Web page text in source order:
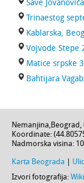
Save
Trinaestog
Kablarska,
Vojvode Stepe
Matice srpske
Bahtijara
Nemanjina,Beograd,
Koordinate: (
Nadmorska visina:
Karta Beograda
Izvori fotografija: